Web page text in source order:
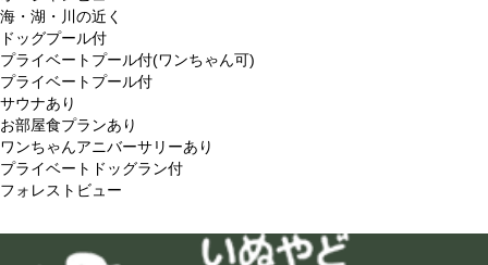
海・湖・川の近く
ドッグプール付
プライベートプール付(ワンちゃん可)
プライベートプール付
サウナあり
お部屋食プランあり
ワンちゃんアニバーサリーあり
プライベートドッグラン付
フォレストビュー